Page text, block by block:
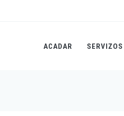
ACADAR SERVIZOS